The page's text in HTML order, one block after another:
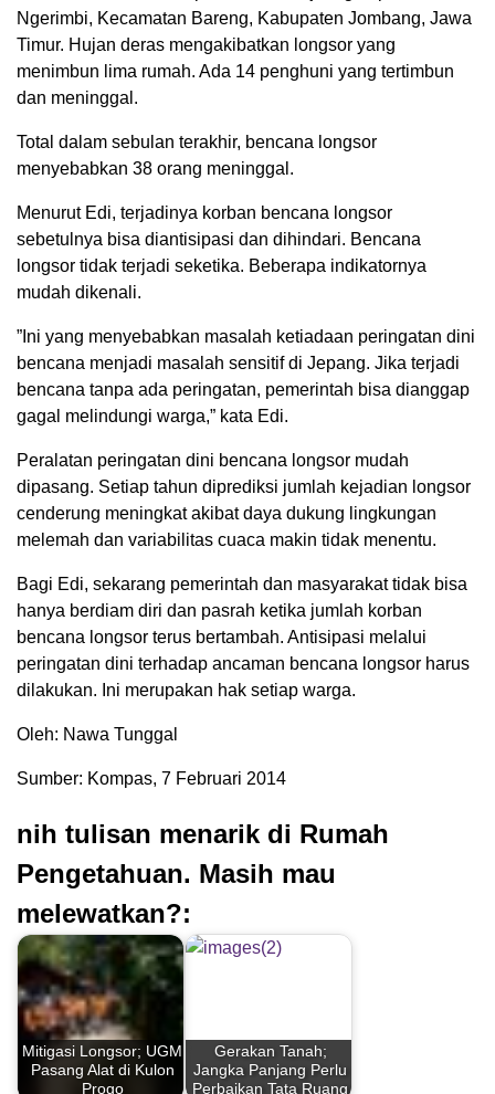
Ngerimbi, Kecamatan Bareng, Kabupaten Jombang, Jawa
Timur. Hujan deras mengakibatkan longsor yang
menimbun lima rumah. Ada 14 penghuni yang tertimbun
dan meninggal.
Total dalam sebulan terakhir, bencana longsor
menyebabkan 38 orang meninggal.
Menurut Edi, terjadinya korban bencana longsor
sebetulnya bisa diantisipasi dan dihindari. Bencana
longsor tidak terjadi seketika. Beberapa indikatornya
mudah dikenali.
”Ini yang menyebabkan masalah ketiadaan peringatan dini
bencana menjadi masalah sensitif di Jepang. Jika terjadi
bencana tanpa ada peringatan, pemerintah bisa dianggap
gagal melindungi warga,” kata Edi.
Peralatan peringatan dini bencana longsor mudah
dipasang. Setiap tahun diprediksi jumlah kejadian longsor
cenderung meningkat akibat daya dukung lingkungan
melemah dan variabilitas cuaca makin tidak menentu.
Bagi Edi, sekarang pemerintah dan masyarakat tidak bisa
hanya berdiam diri dan pasrah ketika jumlah korban
bencana longsor terus bertambah. Antisipasi melalui
peringatan dini terhadap ancaman bencana longsor harus
dilakukan. Ini merupakan hak setiap warga.
Oleh: Nawa Tunggal
Sumber: Kompas, 7 Februari 2014
nih tulisan menarik di Rumah
Pengetahuan. Masih mau
melewatkan?:
Mitigasi Longsor; UGM
Pasang Alat di Kulon
Progo
Gerakan Tanah;
Jangka Panjang Perlu
Perbaikan Tata Ruang